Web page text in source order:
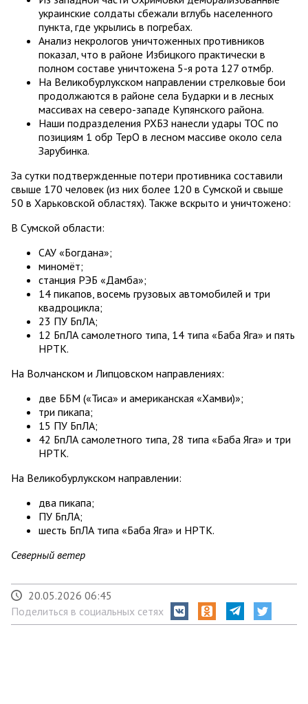
украинские солдаты сбежали вглубь населенного
пункта, где укрылись в погребах.
Анализ некрологов уничтоженных противников
показал, что в районе Избицкого практически в
полном составе уничтожена 5-я рота 127 отмбр.
На Великобурлукском направлении стрелковые бои
продолжаются в районе села Бударки и в лесных
массивах на северо-западе Купянского района.
Наши подразделения РХБЗ нанесли удары ТОС по
позициям 1 обр ТерО в лесном массиве около села
Зарубинка.
За сутки подтвержденные потери противника составили
свыше 170 человек (из них более 120 в Сумской и свыше
50 в Харьковской областях). Также вскрыто и уничтожено:
В Сумской области:
САУ «Богдана»;
миномёт;
станция РЭБ «Дамба»;
14 пикапов, восемь грузовых автомобилей и три
квадроцикла;
23 ПУ БпЛА;
12 БпЛА самолетного типа, 14 типа «Баба Яга» и пять
НРТК.
На Волчанском и Липцовском направлениях:
две ББМ («Тиса» и американская «Хамви)»;
три пикапа;
15 ПУ БпЛА;
42 БпЛА самолетного типа, 28 типа «Баба Яга» и три
НРТК.
На Великобурлукском направлении:
два пикапа;
ПУ БпЛА;
шесть БпЛА типа «Баба Яга» и НРТК.
Северный ветер
20.05.2026 06:45
Поделиться в социальных сетях